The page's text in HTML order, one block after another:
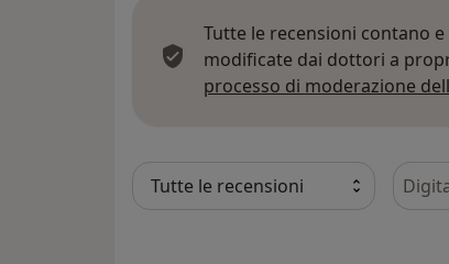
Tutte le recensioni contano
modificate dai dottori a
processo di moderazione
Cerca